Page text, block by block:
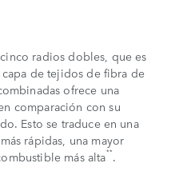
radios dobles, que es
de tejidos de fibra de
ofrece una
comparación con su
Esto se traduce en una
rápidas, una mayor
más alta**.